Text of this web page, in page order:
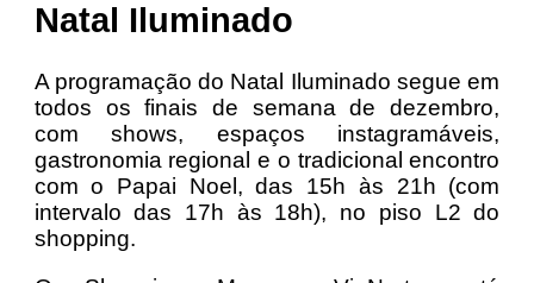
Natal Iluminado
A programação do Natal Iluminado segue em
todos os finais de semana de dezembro,
com shows, espaços instagramáveis,
gastronomia regional e o tradicional encontro
com o Papai Noel, das 15h às 21h (com
intervalo das 17h às 18h), no piso L2 do
shopping.